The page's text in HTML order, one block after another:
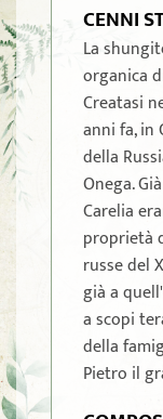
CENNI
La
organica
Creatasi
anni fa, in
della
Onega.
Carelia
proprietà
russe del
già a
a scopi
della
Pietro il